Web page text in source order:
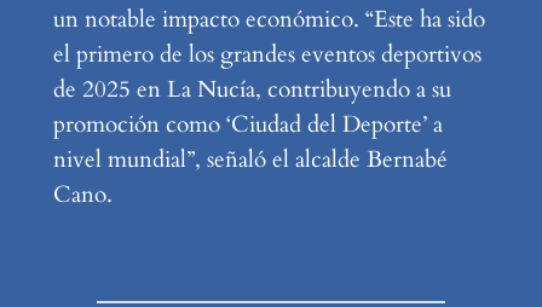
un notable impacto económico. “Este ha sido
el primero de los grandes eventos deportivos
de 2025 en La Nucía, contribuyendo a su
promoción como ‘Ciudad del Deporte’ a
nivel mundial”, señaló el alcalde Bernabé
Cano.